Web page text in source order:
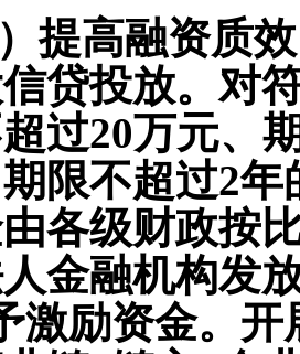
）提高融资质
贷投放。对
过20万元、
限不超过2
各级财政按
金融机构发
激励资金。